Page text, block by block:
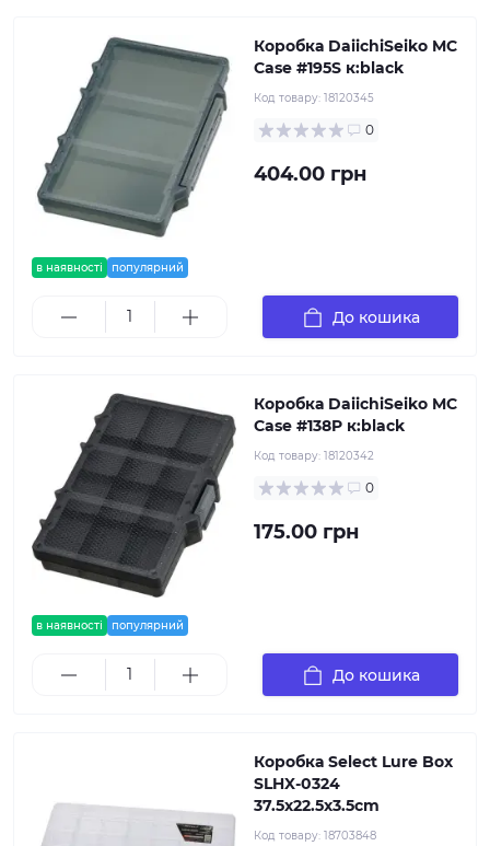
в наявності популярний
Коробка DaiichiSeiko MC
Case #195S к:black
Код товару: 18120345
0
404.00 грн
До кошика
в наявності популярний
Коробка DaiichiSeiko MC
Case #138P к:black
Код товару: 18120342
0
175.00 грн
До кошика
Коробка Select Lure Box
SLHX-0324
37.5х22.5х3.5cm
Код товару: 18703848